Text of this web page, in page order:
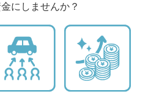
にしませんか？